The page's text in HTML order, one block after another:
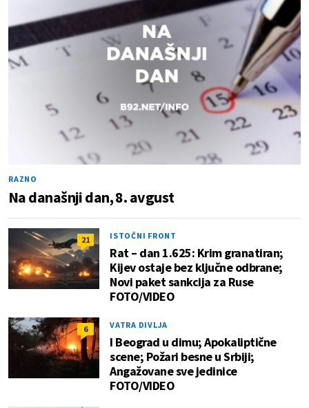
RAZNO
Na današnji dan, 8. avgust
21 ISTOČNI FRONT
Rat – dan 1.625: Krim granatiran;
Kijev ostaje bez ključne odbrane;
Novi paket sankcija za Ruse
FOTO/VIDEO
6 VATRA DIVLJA
I Beograd u dimu; Apokaliptične
scene; Požari besne u Srbiji;
Angažovane sve jedinice
FOTO/VIDEO